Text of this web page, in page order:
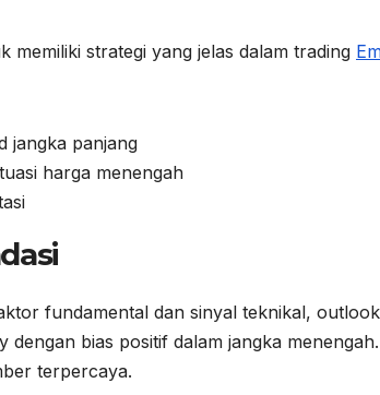
strategi yang jelas dalam trading
jangka panjang
harga menengah
fundamental dan sinyal teknikal, outlook
bias positif dalam jangka
terpercaya.